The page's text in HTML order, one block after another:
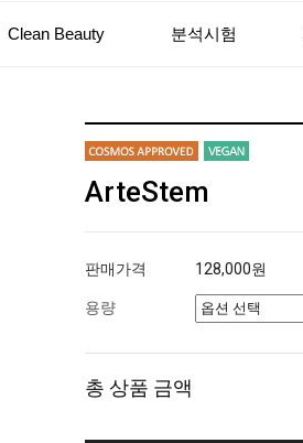
Clean Beauty 분석시험
ArteStem
판매가격 128,000원
용량
총 상품 금액